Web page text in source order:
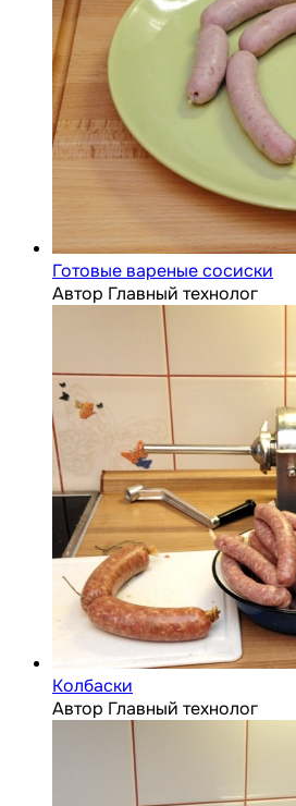
Готовые вареные сосиски
Автор Главный технолог
Колбаски
Автор Главный технолог